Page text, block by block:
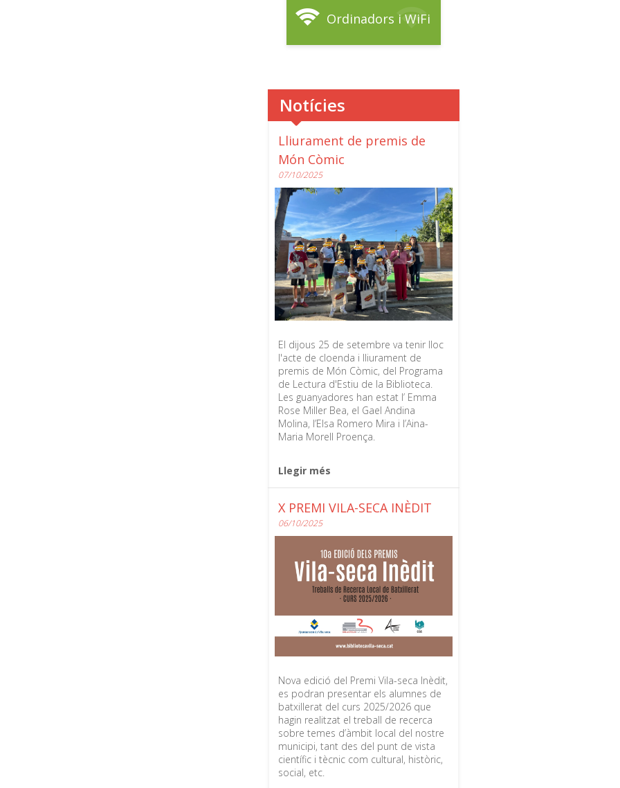
Ordinadors i WiFi
Notícies
Lliurament de premis de
Món Còmic
07/10/2025
El dijous 25 de setembre va tenir lloc
l'acte de cloenda i lliurament de
premis de Món Còmic, del Programa
de Lectura d'Estiu de la Biblioteca.
Les guanyadores han estat l’ Emma
Rose Miller Bea, el Gael Andina
Molina, l’Elsa Romero Mira i l’Aina-
Maria Morell Proença.
Llegir més
X PREMI VILA-SECA INÈDIT
06/10/2025
Nova edició del Premi Vila-seca Inèdit,
es podran presentar els alumnes de
batxillerat del curs 2025/2026 que
hagin realitzat el treball de recerca
sobre temes d’àmbit local del nostre
municipi, tant des del punt de vista
científic i tècnic com cultural, històric,
social, etc.